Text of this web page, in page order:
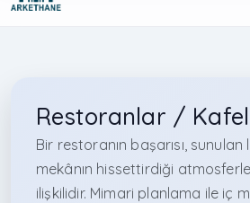
Restoranlar /
Bir restoranın başarısı,
mekânın hissettirdiği
ilişkilidir. Mimari planlama ile iç